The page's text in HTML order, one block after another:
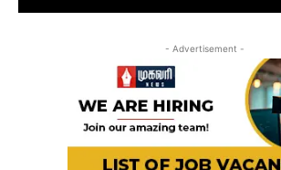
- Advertisement -